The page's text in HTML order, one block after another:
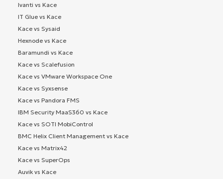
Ivanti vs Kace
IT Glue vs Kace
Kace vs Sysaid
Hexnode vs Kace
Baramundi vs Kace
Kace vs Scalefusion
Kace vs VMware Workspace One
Kace vs Syxsense
Kace vs Pandora FMS
IBM Security MaaS360 vs Kace
Kace vs SOTI MobiControl
BMC Helix Client Management vs Kace
Kace vs Matrix42
Kace vs SuperOps
Auvik vs Kace